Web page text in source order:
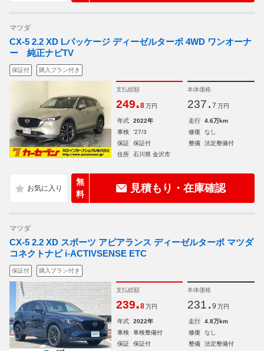
マツダ
CX-5 2.2 XD Lパッケージ ディーゼルターボ 4WD ワンオーナ
ー 純正ナビTV
保証付 購入プラン付き
支払総額
249.8 万円
本体価格
237. 7 万円
年式 2022年 走行
4.6万km
車検
'27/3 修復
なし
保証
保証付 整備
法定整備付
住所
石川県 金沢市
無
料
見積もり・在庫確認
マツダ
CX-5 2.2 XD スポーツ アピアランス ディーゼルターボ マツダ
コネクトナビ i-ACTIVSENSE ETC
保証付 購入プラン付き
支払総額
239.8 万円
本体価格
231. 9 万円
年式 2022年 走行
4.8万km
車検
車検整備付 修復
なし
保証
保証付 整備
法定整備付